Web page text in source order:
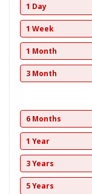
1 Day
1 Week
1 Month
3 Month
6 Months
1 Year
3 Years
5 Years